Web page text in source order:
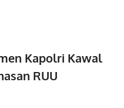
Kapolri Kawal
RUU